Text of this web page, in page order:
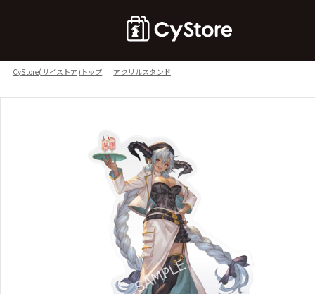
CyStore(サイストア)トップ アクリルスタンド